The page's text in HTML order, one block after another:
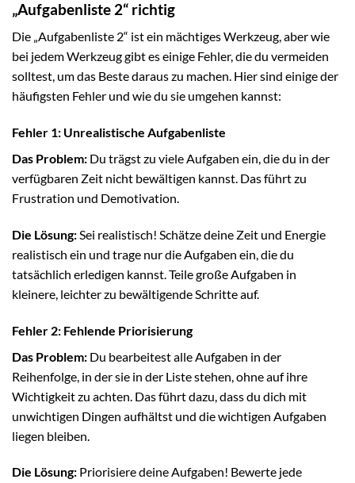
„Aufgabenliste 2“ richtig
Die „Aufgabenliste 2“ ist ein mächtiges Werkzeug, aber wie
bei jedem Werkzeug gibt es einige Fehler, die du vermeiden
solltest, um das Beste daraus zu machen. Hier sind einige der
häufigsten Fehler und wie du sie umgehen kannst:
Fehler 1: Unrealistische Aufgabenliste
Das Problem: Du trägst zu viele Aufgaben ein, die du in der
verfügbaren Zeit nicht bewältigen kannst. Das führt zu
Frustration und Demotivation.
Die Lösung: Sei realistisch! Schätze deine Zeit und Energie
realistisch ein und trage nur die Aufgaben ein, die du
tatsächlich erledigen kannst. Teile große Aufgaben in
kleinere, leichter zu bewältigende Schritte auf.
Fehler 2: Fehlende Priorisierung
Das Problem: Du bearbeitest alle Aufgaben in der
Reihenfolge, in der sie in der Liste stehen, ohne auf ihre
Wichtigkeit zu achten. Das führt dazu, dass du dich mit
unwichtigen Dingen aufhältst und die wichtigen Aufgaben
liegen bleiben.
Die Lösung: Priorisiere deine Aufgaben! Bewerte jede